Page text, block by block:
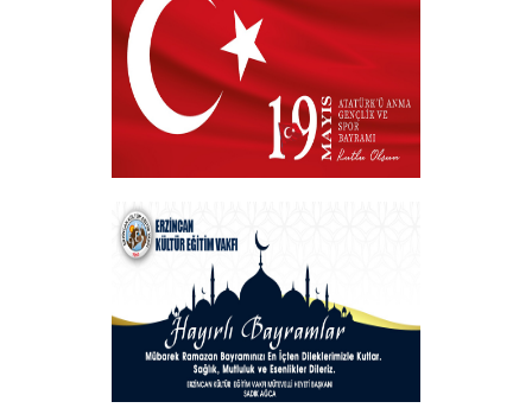
+
VAKIF BAŞKANIMIZDAN 19 MAYIS
MESAJI
+